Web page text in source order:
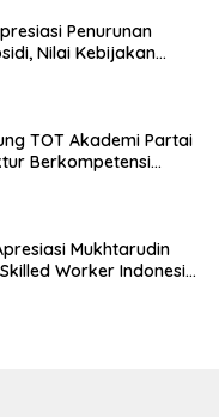
Penurunan
Nilai Kebijakan
TOT Akademi Partai
Berkompetensi
Mukhtarudin
Worker Indonesia